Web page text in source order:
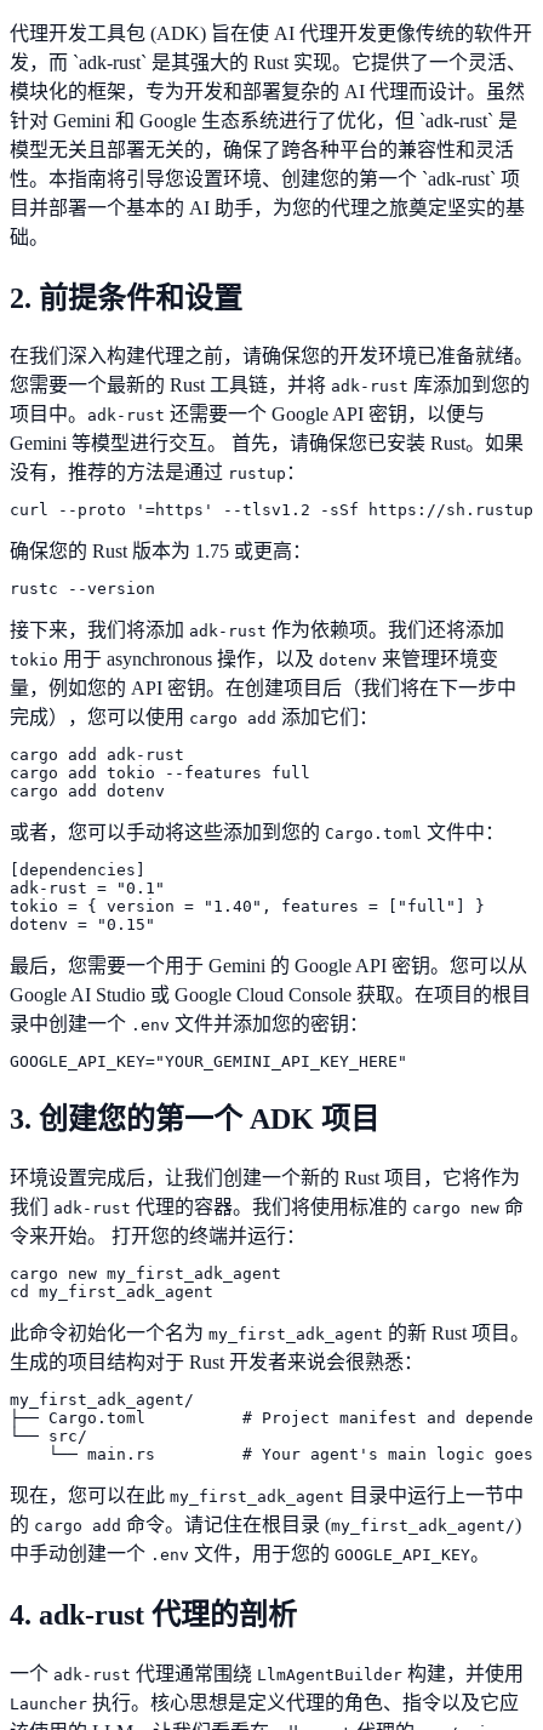
代理开发工具包 (ADK) 旨在使 AI 代理开发更像传统的软件开
发，而 `adk-rust` 是其强大的 Rust 实现。它提供了一个灵活、
模块化的框架，专为开发和部署复杂的 AI 代理而设计。虽然
针对 Gemini 和 Google 生态系统进行了优化，但 `adk-rust` 是
模型无关且部署无关的，确保了跨各种平台的兼容性和灵活
性。本指南将引导您设置环境、创建您的第一个 `adk-rust` 项
目并部署一个基本的 AI 助手，为您的代理之旅奠定坚实的基
础。
2. 前提条件和设置
在我们深入构建代理之前，请确保您的开发环境已准备就绪。
您需要一个最新的 Rust 工具链，并将 adk-rust 库添加到您的
项目中。
adk-rust 还需要一个 Google API 密钥，以便与
Gemini 等模型进行交互。 首先，请确保您已安装 Rust。如果
没有，推荐的方法是通过 rustup ：
curl --proto '=https' --tlsv1.2 -sSf https://
确保您的 Rust 版本为 1.75 或更高：
rustc --version
接下来，我们将添加 adk-rust 作为依赖项。我们还将添加
tokio 用于 asynchronous 操作，以及 dotenv 来管理环境变
量，例如您的 API 密钥。在创建项目后（我们将在下一步中
完成），您可以使用 cargo add 添加它们：
cargo add adk-rust
cargo add tokio --features full
cargo add dotenv
或者，您可以手动将这些添加到您的 Cargo.toml 文件中：
[dependencies]
adk-rust = "0.1"
tokio = { version = "1.40", features = ["full"] }
dotenv = "0.15"
最后，您需要一个用于 Gemini 的 Google API 密钥。您可以从
Google AI Studio 或 Google Cloud Console 获取。在项目的根目
录中创建一个 .env 文件并添加您的密钥：
GOOGLE_API_KEY="YOUR_GEMINI_API_KEY_HERE"
3. 创建您的第一个 ADK 项目
环境设置完成后，让我们创建一个新的 Rust 项目，它将作为
我们
adk-rust 代理的容器。我们将使用标准的 cargo new 命
令来开始。 打开您的终端并运行：
cargo new my_first_adk_agent
cd my_first_adk_agent
此命令初始化一个名为 my_first_adk_agent 的新 Rust 项目。
生成的项目结构对于 Rust 开发者来说会很熟悉：
my_first_adk_agent/
├── Cargo.toml          # Project manifest and
└── src/
└── main.rs         # Your agent's main logic goes
现在，您可以在此 my_first_adk_agent 目录中运行上一节中
的 cargo add 命令。请记住在根目录 (my_first_adk_agent/)
中手动创建一个 .env 文件，用于您的 GOOGLE_API_KEY。
4. adk-rust 代理的剖析
一个 adk-rust 代理通常围绕 LlmAgentBuilder 构建，并使用
Launcher 执行。核心思想是定义代理的角色、指令以及它应